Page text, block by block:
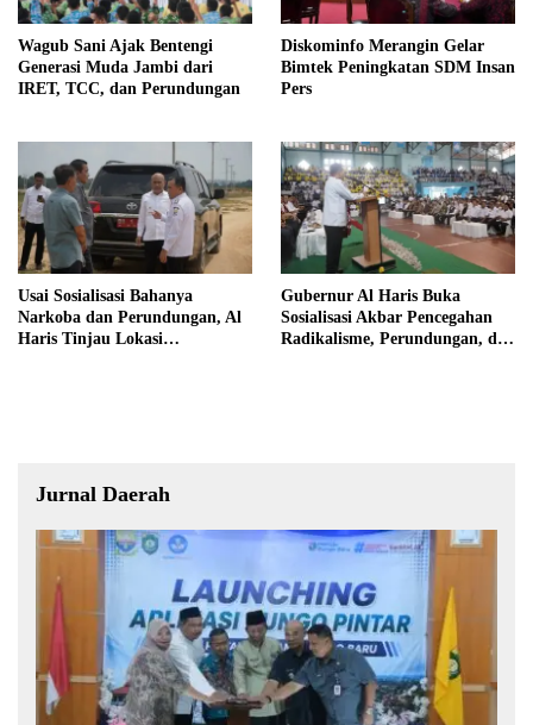
Wagub Sani Ajak Bentengi
Generasi Muda Jambi dari
IRET, TCC, dan Perundungan
Diskominfo Merangin Gelar
Bimtek Peningkatan SDM Insan
Pers
Usai Sosialisasi Bahanya
Narkoba dan Perundungan, Al
Haris Tinjau Lokasi
Gubernur Al Haris Buka
Sosialisasi Akbar Pencegahan
Radikalisme, Perundungan, dan
Jurnal Daerah